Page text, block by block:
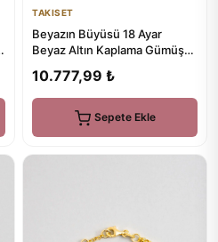
TAKISET
Beyazın Büyüsü 18 Ayar
Beyaz Altın Kaplama Gümüş
10.777,99 ₺
Sepete Ekle